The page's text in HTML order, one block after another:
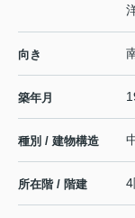
向き
築年月
種別 / 建物構造
所在階 / 階建